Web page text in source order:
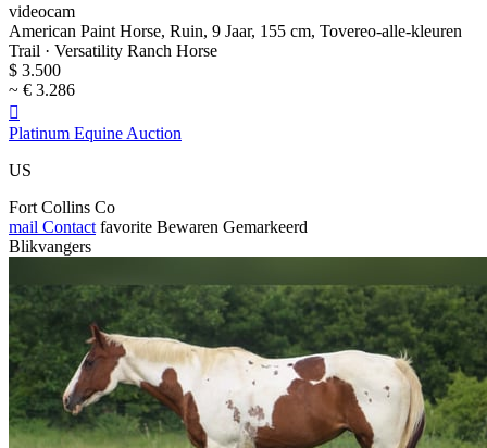
videocam
American Paint Horse, Ruin, 9 Jaar, 155 cm, Tovereo-alle-kleuren
Trail · Versatility Ranch Horse
$ 3.500
~ € 3.286

Platinum Equine Auction
US
Fort Collins Co
mail Contact favorite Bewaren Gemarkeerd
Blikvangers